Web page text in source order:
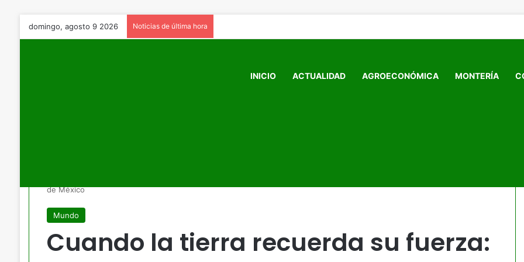
domingo, agosto 9 2026 Noticias de última hora
INICIO ACTUALIDAD AGROECONÓMICA MONTERÍA
de México
Mundo
Cuando la tierra recuerda su fuerza: